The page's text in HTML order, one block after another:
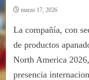
marzo 17, 2026
La compañía, con
de productos
North America
presencia